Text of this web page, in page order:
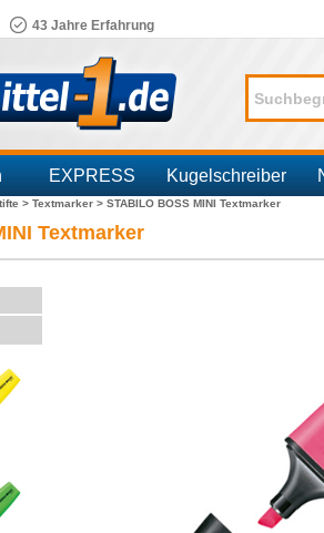
43 Jahre Erfahrung
EXPRESS Kugelschreiber
> Textmarker > STABILO BOSS MINI Textmarker
Textmarker